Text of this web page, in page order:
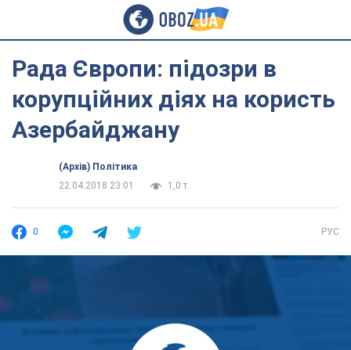
Рада Європи: підозри в
корупційних діях на користь
Азербайджану
(Архів) Політика
22.04.2018 23:01
1,0 т.
0 РУС